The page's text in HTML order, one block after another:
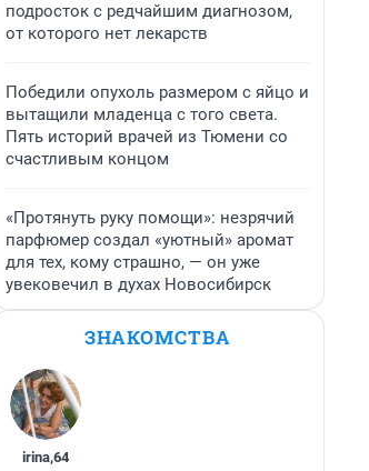
подросток с редчайшим диагнозом,
от которого нет лекарств
Победили опухоль размером с яйцо и
вытащили младенца с того света.
Пять историй врачей из Тюмени со
счастливым концом
«Протянуть руку помощи»: незрячий
парфюмер создал «уютный» аромат
для тех, кому страшно, — он уже
увековечил в духах Новосибирск
ЗНАКОМСТВА
irina,64